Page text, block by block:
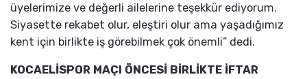
üyelerimize ve değerli ailelerine teşekkür ediyorum.
Siyasette rekabet olur, eleştiri olur ama yaşadığımız
kent için birlikte iş görebilmek çok önemli” dedi.
KOCAELİSPOR MAÇI ÖNCESİ BİRLİKTE İFTAR